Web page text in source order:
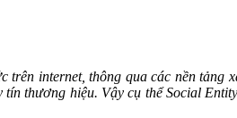
internet, thông qua các nền
thương hiệu. Vậy cụ thể Social